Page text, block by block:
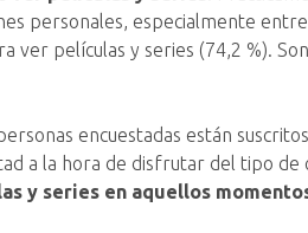
personales, especialmente
ver películas y series (74,2 %).
encuestadas están
a la hora de disfrutar del tipo de
y series en aquellos